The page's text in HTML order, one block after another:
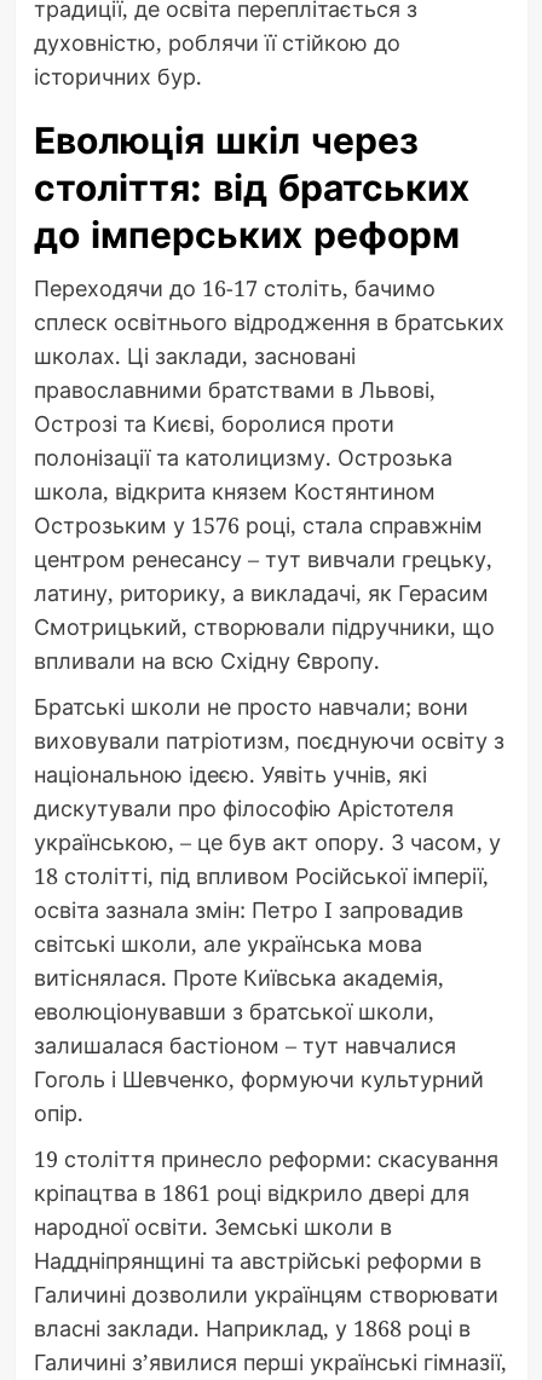
традиції, де освіта переплітається з
духовністю, роблячи її стійкою до
історичних бур.
Еволюція шкіл через
століття: від братських
до імперських реформ
Переходячи до 16-17 століть, бачимо
сплеск освітнього відродження в братських
школах. Ці заклади, засновані
православними братствами в Львові,
Острозі та Києві, боролися проти
полонізації та католицизму. Острозька
школа, відкрита князем Костянтином
Острозьким у 1576 році, стала справжнім
центром ренесансу – тут вивчали грецьку,
латину, риторику, а викладачі, як Герасим
Смотрицький, створювали підручники, що
впливали на всю Східну Європу.
Братські школи не просто навчали; вони
виховували патріотизм, поєднуючи освіту з
національною ідеєю. Уявіть учнів, які
дискутували про філософію Арістотеля
українською, – це був акт опору. З часом, у
18 столітті, під впливом Російської імперії,
освіта зазнала змін: Петро I запровадив
світські школи, але українська мова
витіснялася. Проте Київська академія,
еволюціонувавши з братської школи,
залишалася бастіоном – тут навчалися
Гоголь і Шевченко, формуючи культурний
опір.
19 століття принесло реформи: скасування
кріпацтва в 1861 році відкрило двері для
народної освіти. Земські школи в
Наддніпрянщині та австрійські реформи в
Галичині дозволили українцям створювати
власні заклади. Наприклад, у 1868 році в
Галичині з’явилися перші українські гімназії,